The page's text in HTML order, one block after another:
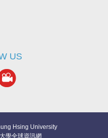
US
Hsing University
學全球資訊網